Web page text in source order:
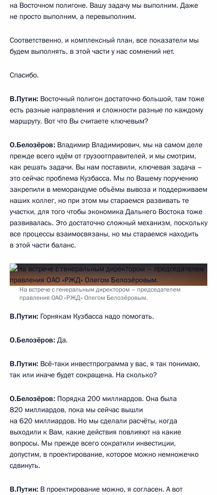
на Восточном полигоне. Вашу задачу мы выполним. Даже
не просто выполним, а перевыполним.
Соответственно, и комплексный план, все показатели мы
будем выполнять, в этой части у нас сомнений нет.
Спасибо.
В.Путин: Восточный полигон достаточно большой, там тоже
есть разные направления и сложности разные по каждому
маршруту. Вот что Вы считаете ключевым?
О.Белозёров: Владимир Владимирович, мы на самом деле
прежде всего идём от грузоотправителей, и мы смотрим,
как решать задачи. Вы нам поставили, ключевая задача –
это сейчас проблема Кузбасса. Мы по Вашему поручению
закрепили в меморандуме объёмы вывоза и поддерживаем
наших коллег, но при этом мы стараемся развивать те
участки, для того чтобы экономика Дальнего Востока тоже
развивалась. Это достаточно сложный механизм, поскольку
все процессы взаимосвязаны, но мы стараемся находить
в этой части баланс.
На встрече с генеральным директором – председателем
правления ОАО «РЖД» Олегом Белозёровым.
В.Путин: Горнякам Кузбасса надо помогать.
О.Белозёров: Да.
В.Путин: Всё‑таки инвестпрограмма у вас, я так понимаю,
так или иначе будет сокращена. На сколько?
О.Белозёров: Порядка 200 миллиардов. Она была
820 миллиардов, пока мы сейчас вышли
на 620 миллиардов. Но мы сделали расчёты, когда
выходили к Вам, какие действия повлияют на какие
вопросы. Мы прежде всего сократили инвестиции,
допустим, в проектирование, которое можно немножечко
сдвинуть.
В.Путин: В проектирование можно, я согласен. А вот